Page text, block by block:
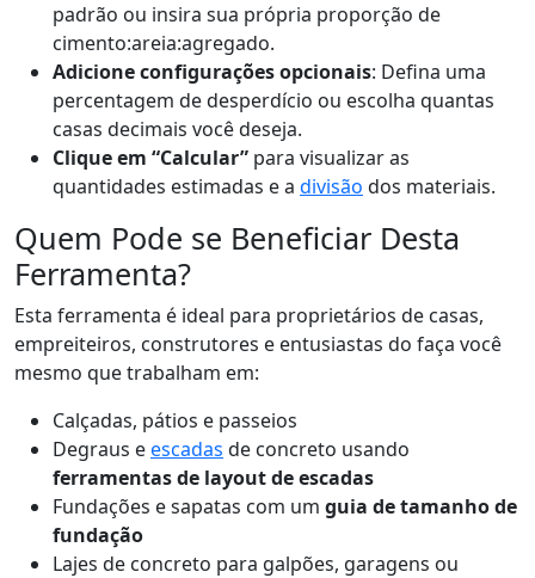
padrão ou insira sua própria proporção de
cimento:areia:agregado.
Adicione configurações opcionais: Defina uma
percentagem de desperdício ou escolha quantas
casas decimais você deseja.
Clique em “Calcular” para visualizar as
quantidades estimadas e a divisão dos materiais.
Quem Pode se Beneficiar Desta
Ferramenta?
Esta ferramenta é ideal para proprietários de casas,
empreiteiros, construtores e entusiastas do faça você
mesmo que trabalham em:
Calçadas, pátios e passeios
Degraus eescadas de concreto usando
ferramentas de layout de escadas
Fundações e sapatas com um guia de tamanho de
fundação
Lajes de concreto para galpões, garagens ou